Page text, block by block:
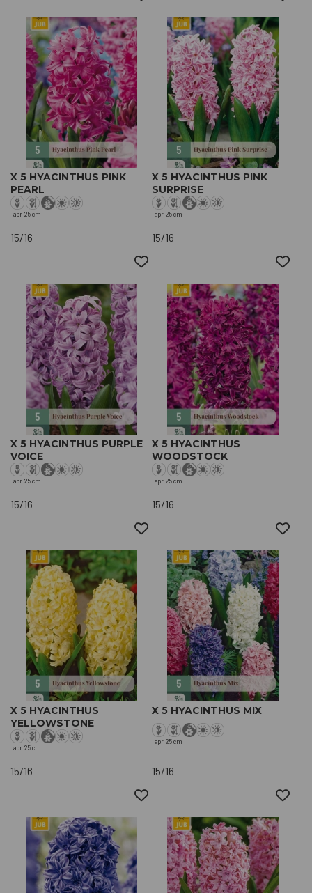
X 5 HYACINTHUS PINK
PEARL
apr 25 cm
15/16
X 5 HYACINTHUS PINK
SURPRISE
apr 25 cm
15/16
X 5 HYACINTHUS PURPLE
VOICE
apr 25 cm
15/16
X 5 HYACINTHUS
WOODSTOCK
apr 25 cm
15/16
X 5 HYACINTHUS
YELLOWSTONE
apr 25 cm
15/16
X 5 HYACINTHUS MIX
apr 25 cm
15/16